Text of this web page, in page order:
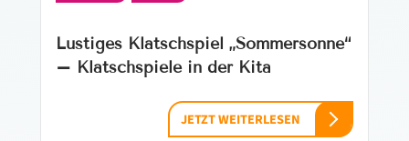
Lustiges Klatschspiel „Sommersonne“
– Klatschspiele in der Kita
JETZT WEITERLESEN